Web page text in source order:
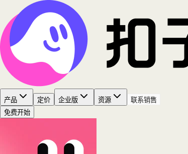
产品 定价 企业版 资源
联系销售
免费开始